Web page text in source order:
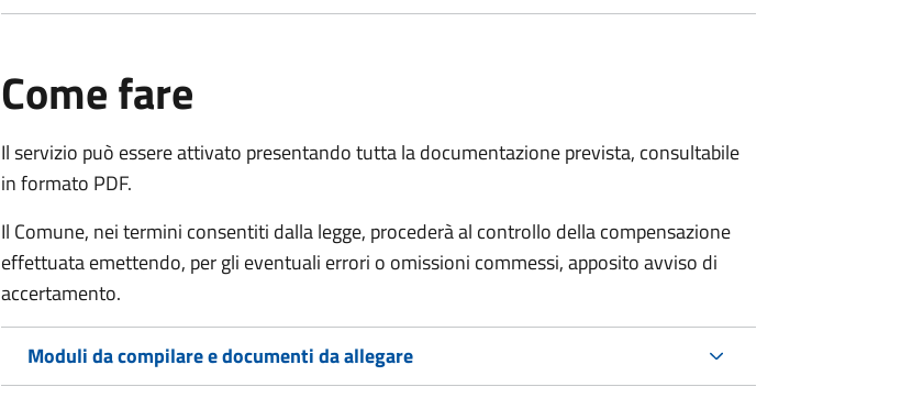
Come fare
Il servizio può essere attivato presentando tutta la documentazione prevista, consultabile
in formato PDF.
Il Comune, nei termini consentiti dalla legge, procederà al controllo della compensazione
effettuata emettendo, per gli eventuali errori o omissioni commessi, apposito avviso di
accertamento.
Moduli da compilare e documenti da allegare